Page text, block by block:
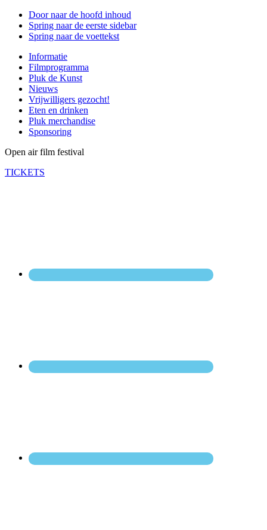
Door naar de hoofd inhoud
Spring naar de eerste sidebar
Spring naar de voettekst
Informatie
Filmprogramma
Pluk de Kunst
Nieuws
Vrijwilligers gezocht!
Eten en drinken
Pluk merchandise
Sponsoring
Open air film festival
TICKETS